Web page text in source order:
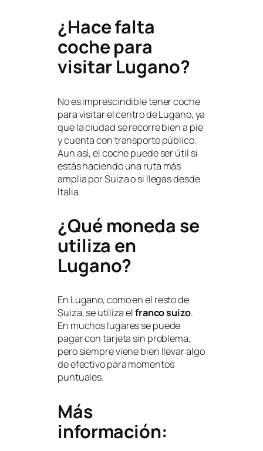
¿Hace falta
coche para
visitar Lugano?
No es imprescindible tener coche
para visitar el centro de Lugano, ya
que la ciudad se recorre bien a pie
y cuenta con transporte público.
Aun así, el coche puede ser útil si
estás haciendo una ruta más
amplia por Suiza o si llegas desde
Italia.
¿Qué moneda se
utiliza en
Lugano?
En Lugano, como en el resto de
Suiza, se utiliza elfranco suizo.
En muchos lugares se puede
pagar con tarjeta sin problema,
pero siempre viene bien llevar algo
de efectivo para momentos
puntuales.
Más
información: